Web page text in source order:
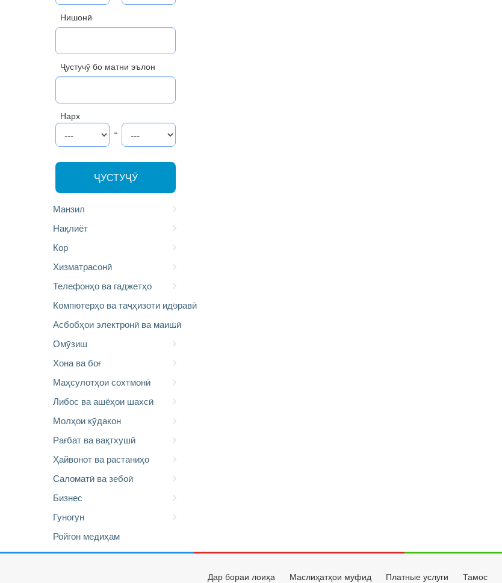
Нишонӣ
Ҷустучӯ бо матни эълон
Нарх
-
ҶУСТУҶӮ
Манзил
Нақлиёт
Кор
Хизматрасонӣ
Телефонҳо ва гаджетҳо
Компютерҳо ва таҷҳизоти идоравӣ
Асбобҳои электронӣ ва маишӣ
Омӯзиш
Хона ва боғ
Маҳсулотҳои сохтмонӣ
Либос ва ашёҳои шахсӣ
Молҳои кӯдакон
Рағбат ва вақтхушӣ
Ҳайвонот ва растаниҳо
Саломатӣ ва зебоӣ
Бизнес
Гуногун
Ройгон медиҳам
Дар бораи лоиҳа Маслиҳатҳои муфид Платные услуги Тамос